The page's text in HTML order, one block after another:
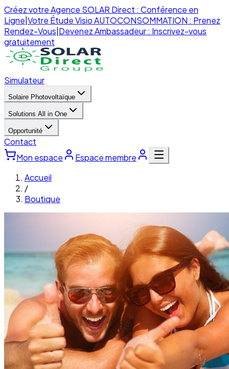
Créez votre Agence SOLAR Direct : Conférence en
Ligne Votre Étude Visio AUTOCONSOMMATION : Prenez
Rendez-Vous Devenez Ambassadeur : Inscrivez-vous
gratuitement
Simulateur
Solaire Photovoltaïque
Solutions All in One
Opportunité
Contact
Mon espace
Espace membre
Accueil
/
Boutique